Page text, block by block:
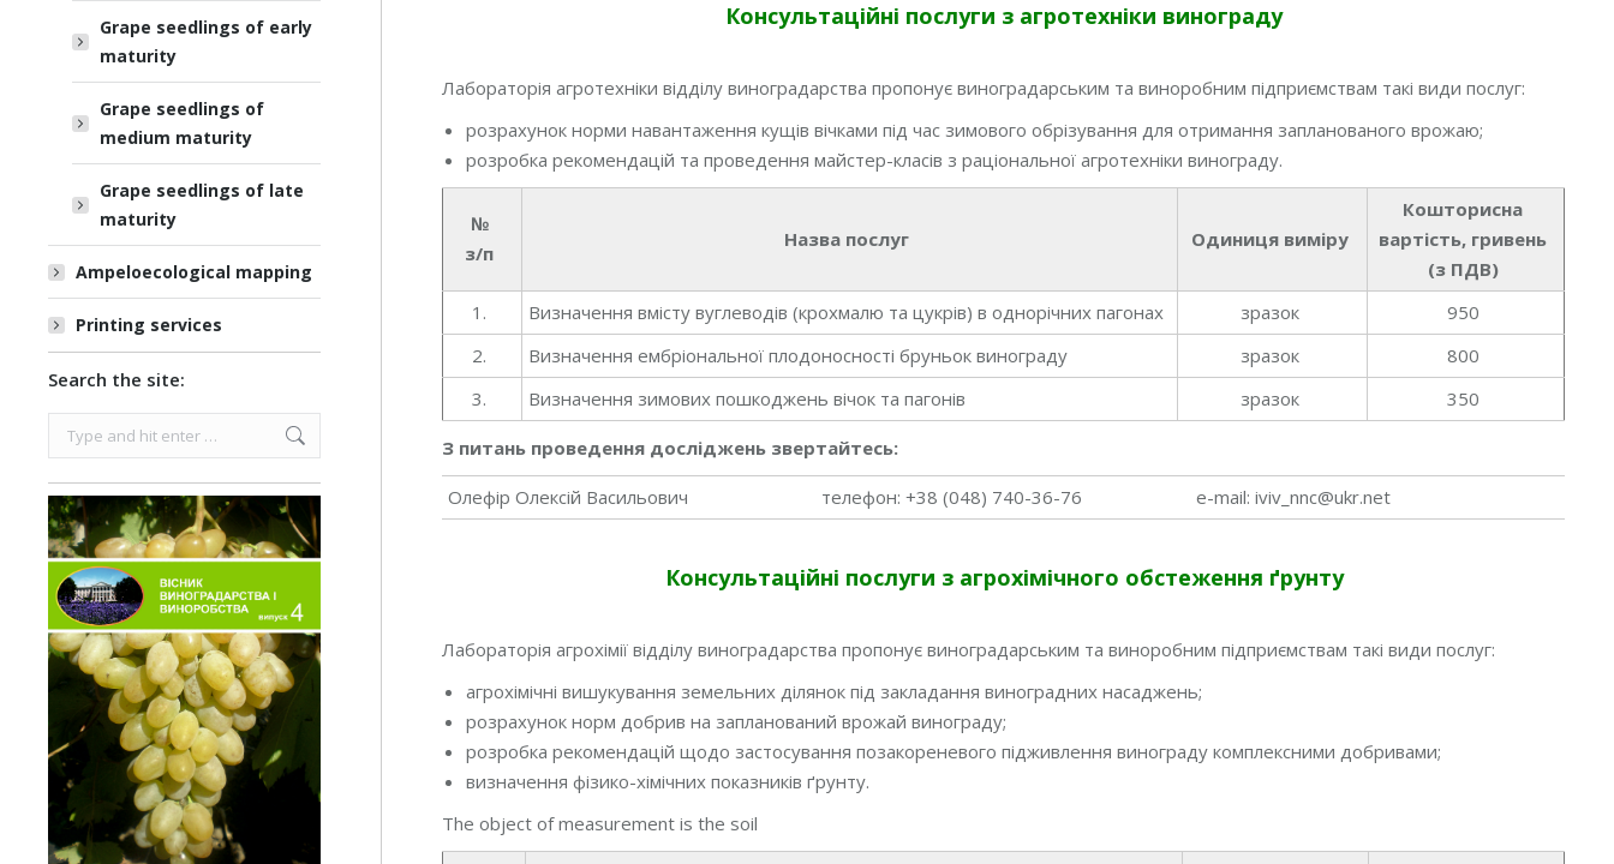
Консультаційні послуги з агротехніки винограду
Лабораторія агротехніки відділу виноградарства пропонує виноградарським та виноробним підприємствам такі види послуг:
розрахунок норми навантаження кущів вічками під час зимового обрізування для отримання запланованого врожаю;
розробка рекомендацій та проведення майстер-класів з раціональної агротехніки винограду.
№
з/п
Назва послуг Одиниця виміру
Кошторисна
вартість, гривень
(з ПДВ)
1.
Визначення вмісту вуглеводів (крохмалю та цукрів) в однорічних пагонах зразок
950
2.
Визначення ембріональної плодоносності бруньок винограду зразок
800
3.
Визначення зимових пошкоджень вічок та пагонів зразок 350
З питань проведення досліджень звертайтесь:
Олефір Олексій Васильович телефон: +38 (048) 740-36-76 e-mail: iviv_nnc@ukr.net
Консультаційні послуги з агрохімічного обстеження ґрунту
Лабораторія агрохімії відділу виноградарства пропонує виноградарським та виноробним підприємствам такі види послуг:
агрохімічні вишукування земельних ділянок під закладання виноградних насаджень;
розрахунок норм добрив на запланований врожай винограду;
розробка рекомендацій щодо застосування позакореневого підживлення винограду комплексними добривами;
визначення фізико-хімічних показників ґрунту.
The object of measurement is the soil
Grape seedlings of early
maturity
Grape seedlings of
medium maturity
Grape seedlings of late
maturity
Ampeloecological mapping
Printing services
Search the site:
Search: